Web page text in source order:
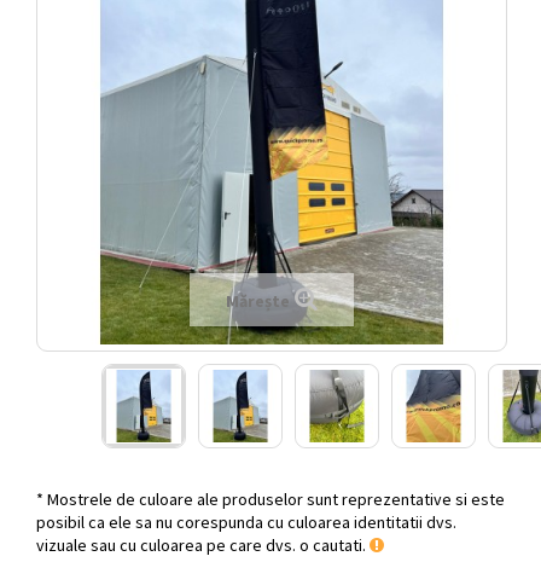
SISTEME DE EXPUNERE
Mărește
* Mostrele de culoare ale produselor sunt reprezentative si este
posibil ca ele sa nu corespunda cu culoarea identitatii dvs.
vizuale sau cu culoarea pe care dvs. o cautati.